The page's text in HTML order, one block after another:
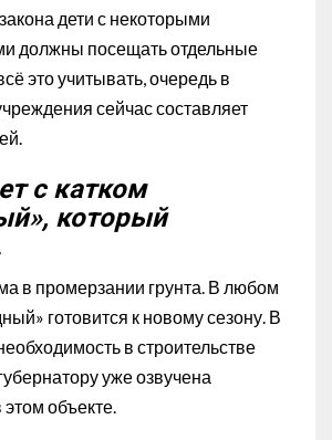
дети с некоторыми
должны посещать отдельные
это учитывать, очередь в
сейчас составляет
с катком
который
в промерзании грунта. В любом
готовится к новому сезону. В
в строительстве
уже озвучена
этом объекте.